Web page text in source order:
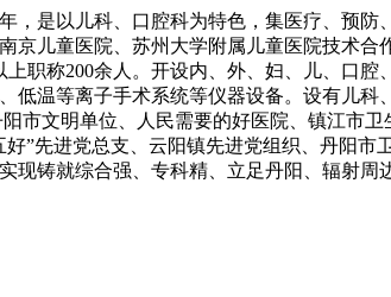
，是以儿科、口腔科为特色，集医疗、预
京儿童医院、苏州大学附属儿童医院技术
职称200余人。开设内、外、妇、儿、口
温等离子手术系统等仪器设备。设有儿
市文明单位、人民需要的好医院、镇江市
”先进党总支、云阳镇先进党组织、丹阳
现铸就综合强、专科精、立足丹阳、辐射周